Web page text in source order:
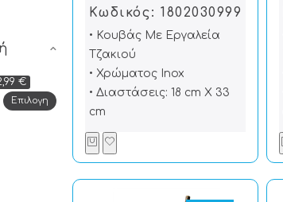
Κωδικός: 1802030999
• Κουβάς Με Εργαλεία
Τζακιού
• Χρώματος Inox
• Διαστάσεις: 18 cm X 33
cm
€
Επιλογη